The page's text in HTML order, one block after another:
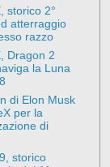
storico 2°
atterraggio
razzo
Dragon 2
la Luna
di Elon Musk
per la
di
storico